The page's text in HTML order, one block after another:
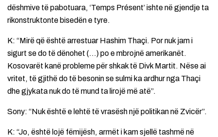
dëshmive të pabotuara, ‘Temps Présent’ ishte në gjendje ta
rikonstruktonte bisedën e tyre.
K: “Mirë që është arrestuar Hashim Thaçi. Por nuk jam i
sigurt se do të dënohet (…) po e mbrojnë amerikanët.
Kosovarët kanë probleme për shkak të Divk Martit. Nëse ai
vritet, të gjithë do të besonin se sulmi ka ardhur nga Thaçi
dhe gjykata nuk do të mund ta lirojë më atë”.
Sony: “Nuk është e lehtë të vrasësh një politikan në Zvicër”.
K: “Jo, është lojë fëmijësh, armët i kam sjellë tashmë në